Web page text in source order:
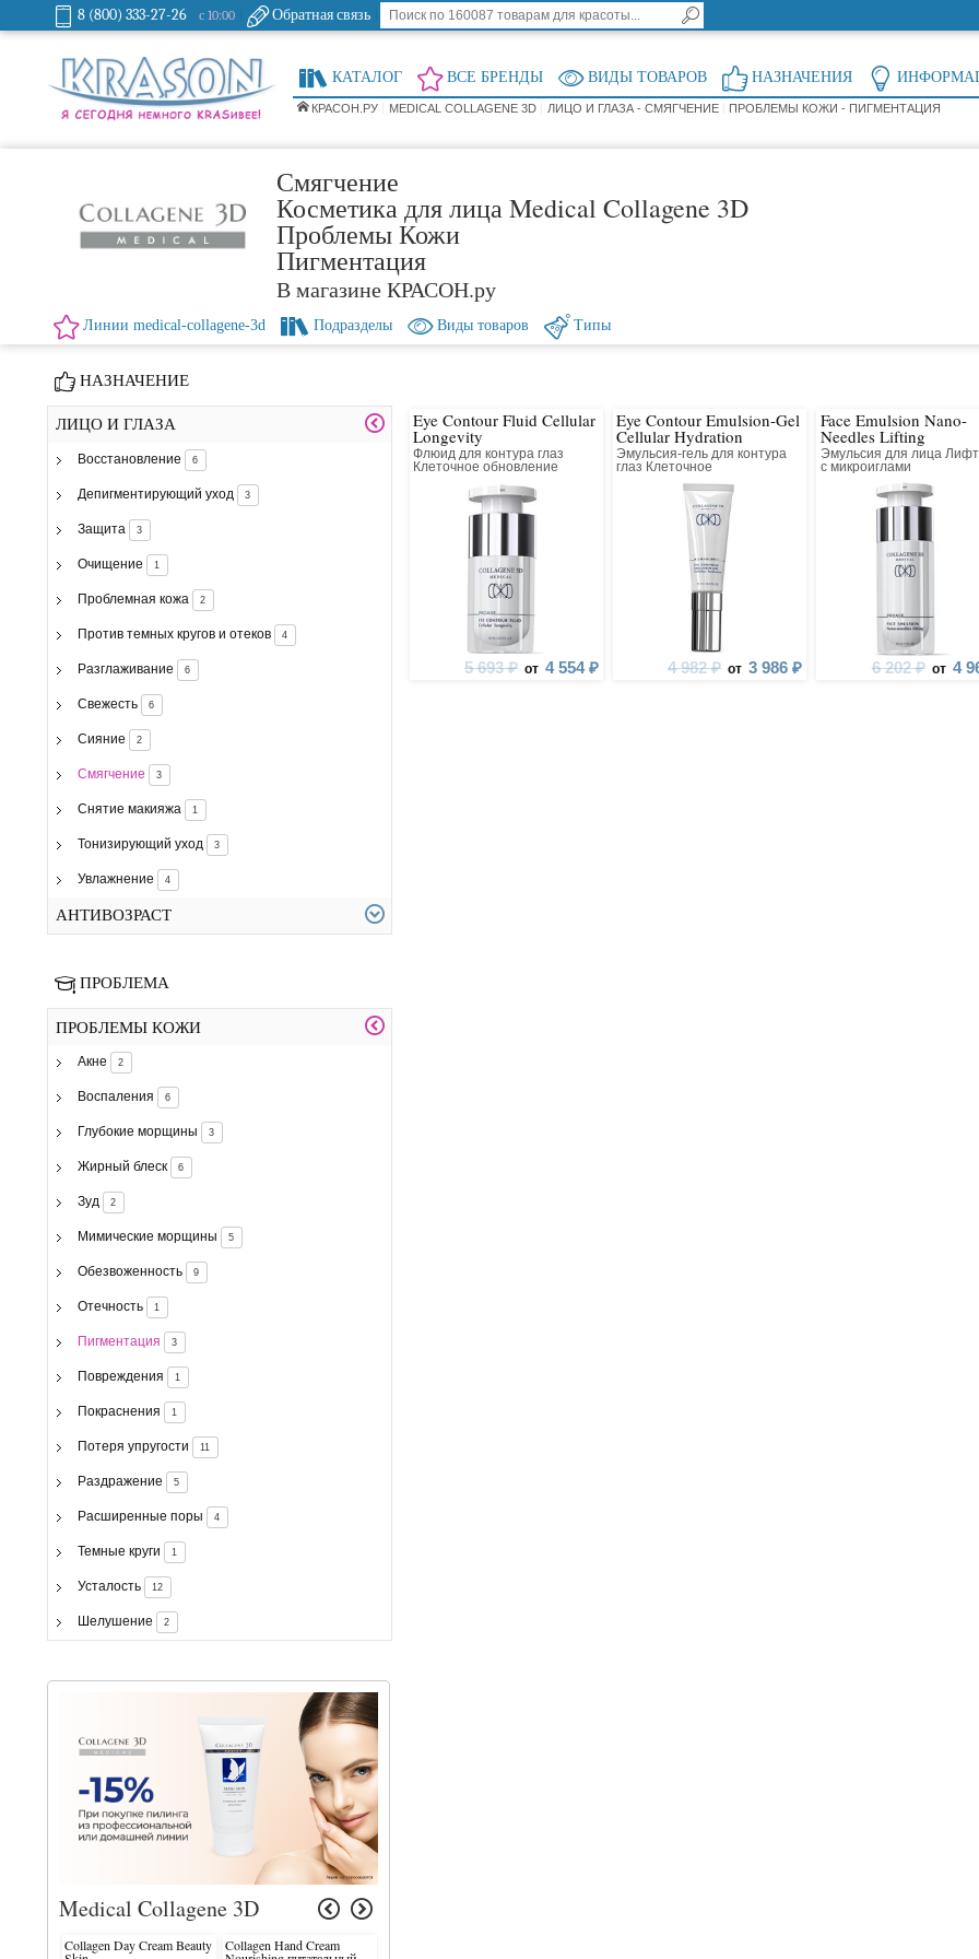
8 (800) 333-27-26 с 10:00 Обратная связь
КАТАЛОГ ВСЕ БРЕНДЫ ВИДЫ ТОВАРОВ НАЗНАЧЕНИЯ
КРАСОН.РУ MEDICAL COLLAGENE 3D ЛИЦО И ГЛАЗА - СМЯГЧЕНИЕ ПРОБЛЕМЫ КОЖИ - ПИГМЕНТАЦИЯ
Смягчение
Косметика для лица Medical Collagene 3D
Проблемы Кожи
Пигментация
В магазине КРАСОН.ру
Линии medical-collagene-3d Подразделы Виды товаров Типы
НАЗНАЧЕНИЕ
ЛИЦО И ГЛАЗА
Восстановление 6
Депигментирующий уход 3
Защита 3
Очищение 1
Проблемная кожа 2
Против темных кругов и отеков 4
Разглаживание 6
Свежесть 6
Сияние 2
Смягчение 3
Снятие макияжа 1
Тонизирующий уход 3
Увлажнение 4
АНТИВОЗРАСТ
ПРОБЛЕМА
ПРОБЛЕМЫ КОЖИ
Акне 2
Воспаления 6
Глубокие морщины 3
Жирный блеск 6
Зуд 2
Мимические морщины 5
Обезвоженность 9
Отечность 1
Пигментация 3
Повреждения 1
Покраснения 1
Потеря упругости 11
Раздражение 5
Расширенные поры 4
Темные круги 1
Усталость 12
Шелушение 2
Medical Collagene 3D
Collagen Day Cream Beauty Collagen Hand Cream
Eye Contour Fluid Cellular
Longevity
Флюид для контура глаз
Клеточное обновление
5 693 ₽ от 4 554 ₽
Eye Contour Emulsion-Gel
Cellular Hydration
Эмульсия-гель для контура
глаз Клеточное
восстановление
4 982 ₽ от 3 986 ₽
Face Emulsion Nano-
Needles Lifting
Эмульсия для лица
с микроиглами
6 202 ₽ от 4